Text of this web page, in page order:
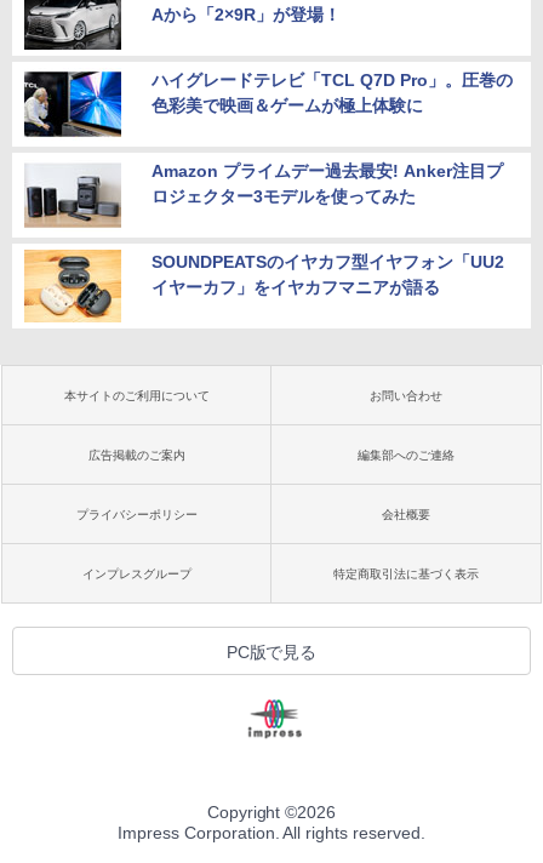
Aから「2×9R」が登場！
ハイグレードテレビ「TCL Q7D Pro」。圧巻の
色彩美で映画＆ゲームが極上体験に
Amazon プライムデー過去最安! Anker注目プ
ロジェクター3モデルを使ってみた
SOUNDPEATSのイヤカフ型イヤフォン「UU2
イヤーカフ」をイヤカフマニアが語る
本サイトのご利用について お問い合わせ
広告掲載のご案内 編集部へのご連絡
プライバシーポリシー 会社概要
インプレスグループ 特定商取引法に基づく表示
PC版で見る
Copyright ©2026
Impress Corporation. All rights reserved.